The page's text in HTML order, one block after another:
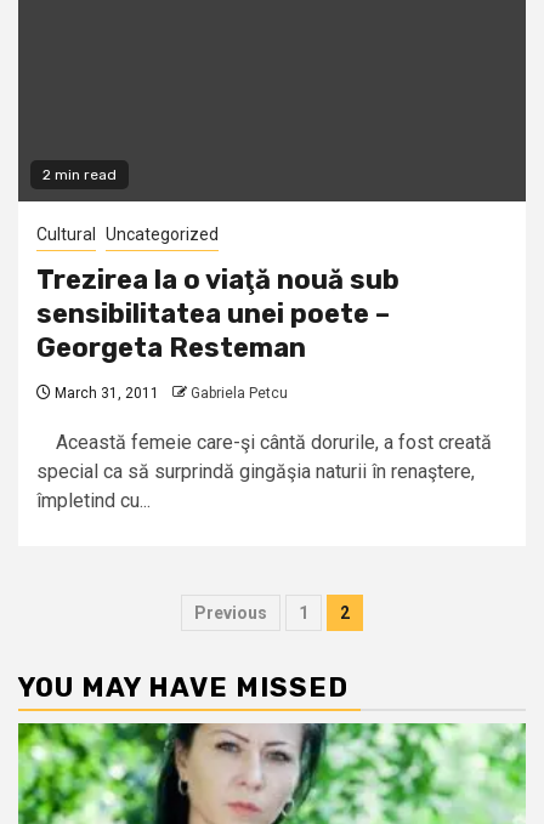
2 min read
Cultural Uncategorized
Trezirea la o viaţă nouă sub
sensibilitatea unei poete –
Georgeta Resteman
March 31, 2011 Gabriela Petcu
Această femeie care-şi cântă dorurile, a fost creată
special ca să surprindă gingăşia naturii în renaştere,
împletind cu...
Posts
Previous 1 2
YOU MAY HAVE MISSED